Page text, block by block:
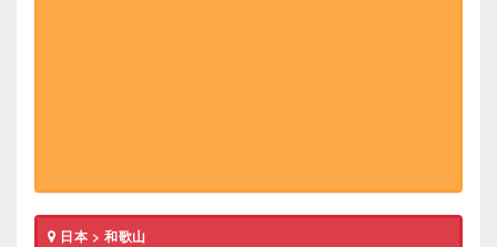
日本 > 和歌山